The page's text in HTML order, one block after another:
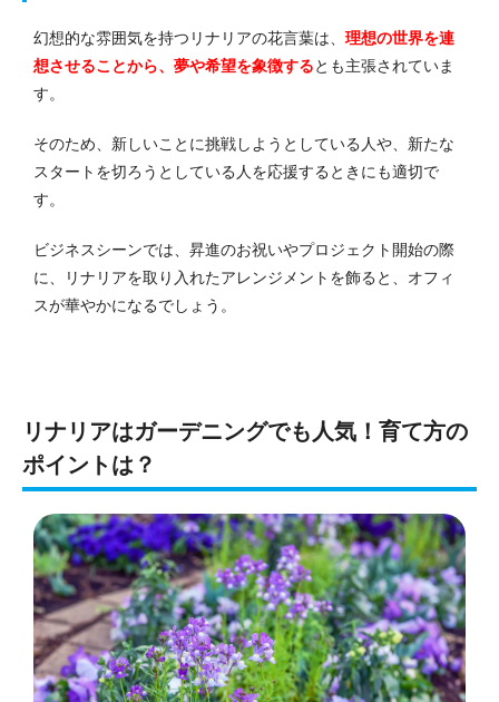
幻想的な雰囲気を持つリナリアの花言葉は、 理想の世界を連
想させることから、夢や希望を象徴するとも主張されていま
す。
そのため、新しいことに挑戦しようとしている人や、新たな
スタートを切ろうとしている人を応援するときにも適切で
す。
ビジネスシーンでは、昇進のお祝いやプロジェクト開始の際
に、リナリアを取り入れたアレンジメントを飾ると、オフィ
スが華やかになるでしょう。
リナリアはガーデニングでも人気！育て方の
ポイントは？